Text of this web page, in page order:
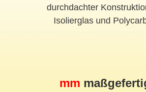
durchdachter
Isolierglas und
mm